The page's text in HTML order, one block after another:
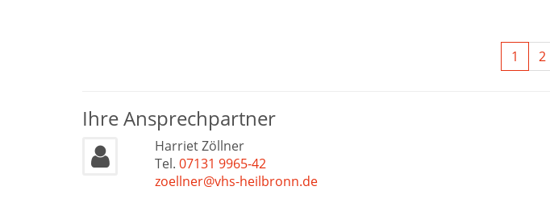
1 2
Ihre Ansprechpartner
Harriet Zöllner
Tel. 07131 9965-42
zoellner@vhs-heilbronn.de